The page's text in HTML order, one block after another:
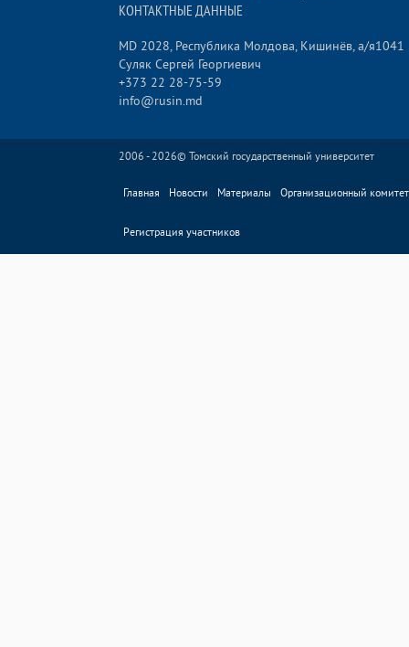
КОНТАКТНЫЕ ДАННЫЕ
MD 2028, Республика Молдова, Кишинёв, а/я1041
Суляк Сергей Георгиевич
+373 22 28-75-59
info@rusin.md
2006 - 2026© Томский государственный университет
Главная Новости Материалы Организационный комитет
Регистрация участников